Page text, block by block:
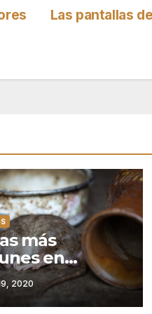
Las pantallas
más
en
de
y negocios
2020